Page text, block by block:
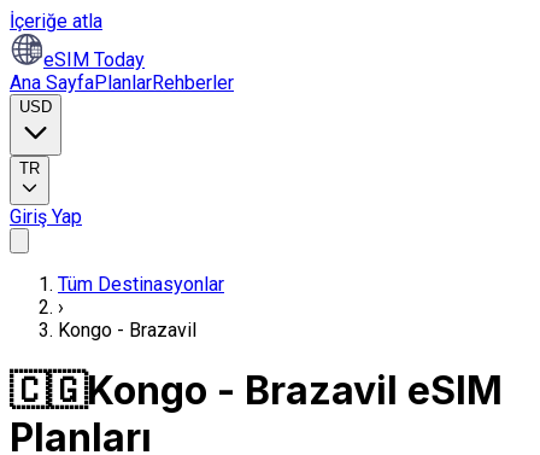
İçeriğe atla
eSIM Today
Ana SayfaPlanlarRehberler
USD
TR
Giriş Yap
Tüm Destinasyonlar
›
Kongo - Brazavil
🇨🇬Kongo - Brazavil eSIM
Planları